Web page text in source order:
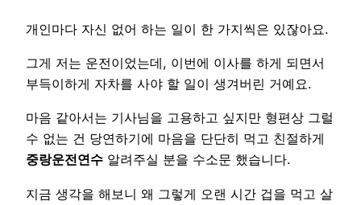
개인마다 자신 없어 하는 일이 한 가지씩은 있잖아요.
그게 저는 운전이었는데, 이번에 이사를 하게 되면서
부득이하게 자차를 사야 할 일이 생겨버린 거예요.
마음 같아서는 기사님을 고용하고 싶지만 형편상 그럴
수 없는 건 당연하기에 마음을 단단히 먹고 친절하게
중랑운전연수 알려주실 분을 수소문 했습니다.
지금 생각을 해보니 왜 그렇게 오랜 시간 겁을 먹고 살